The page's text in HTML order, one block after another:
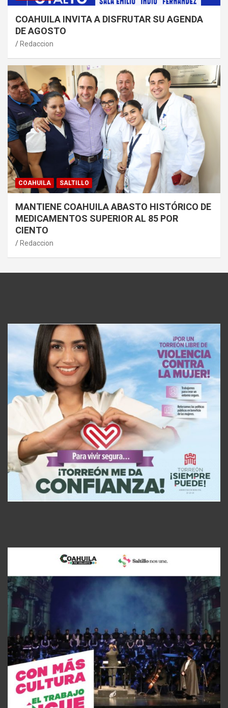
COAHUILA INVITA A DISFRUTAR SU AGENDA
DE AGOSTO
Redaccion
COAHUILA SALTILLO
MANTIENE COAHUILA ABASTO HISTÓRICO DE
MEDICAMENTOS SUPERIOR AL 85 POR
CIENTO
Redaccion